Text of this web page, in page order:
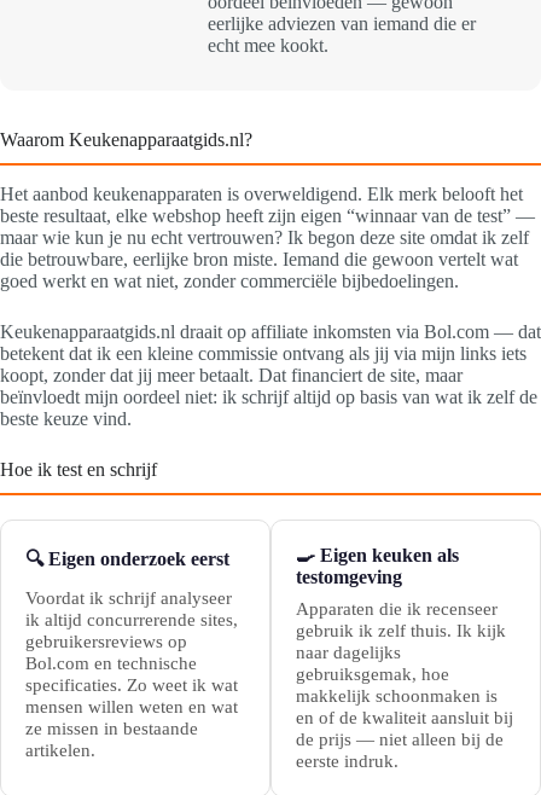
eerlijke adviezen van iemand die er
echt mee kookt.
Waarom Keukenapparaatgids.nl?
Het aanbod keukenapparaten is overweldigend. Elk merk belooft het
beste resultaat, elke webshop heeft zijn eigen “winnaar van de test” —
maar wie kun je nu echt vertrouwen? Ik begon deze site omdat ik zelf
die betrouwbare, eerlijke bron miste. Iemand die gewoon vertelt wat
goed werkt en wat niet, zonder commerciële bijbedoelingen.
Keukenapparaatgids.nl draait op affiliate inkomsten via Bol.com — dat
betekent dat ik een kleine commissie ontvang als jij via mijn links iets
koopt, zonder dat jij meer betaalt. Dat financiert de site, maar
beïnvloedt mijn oordeel niet: ik schrijf altijd op basis van wat ik zelf de
beste keuze vind.
Hoe ik test en schrijf
🔍 Eigen onderzoek eerst
Voordat ik schrijf analyseer
ik altijd concurrerende sites,
gebruikersreviews op
Bol.com en technische
specificaties. Zo weet ik wat
mensen willen weten en wat
ze missen in bestaande
artikelen.
🍳 Eigen keuken als
testomgeving
Apparaten die ik recenseer
gebruik ik zelf thuis. Ik kijk
naar dagelijks
gebruiksgemak, hoe
makkelijk schoonmaken is
en of de kwaliteit aansluit bij
de prijs — niet alleen bij de
eerste indruk.